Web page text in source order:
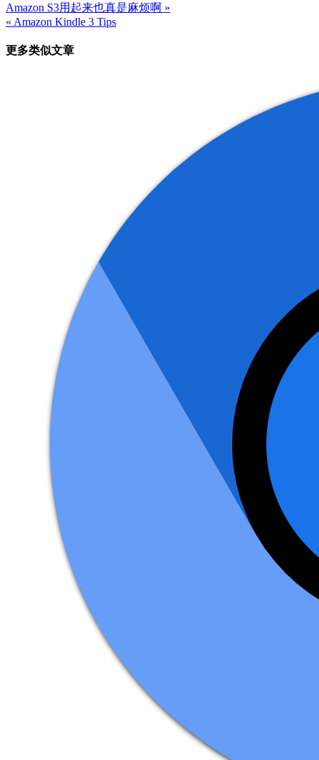
文
导
Amazon S3用起来也真是麻烦啊 »
« Amazon Kindle 3 Tips
更多类似文章